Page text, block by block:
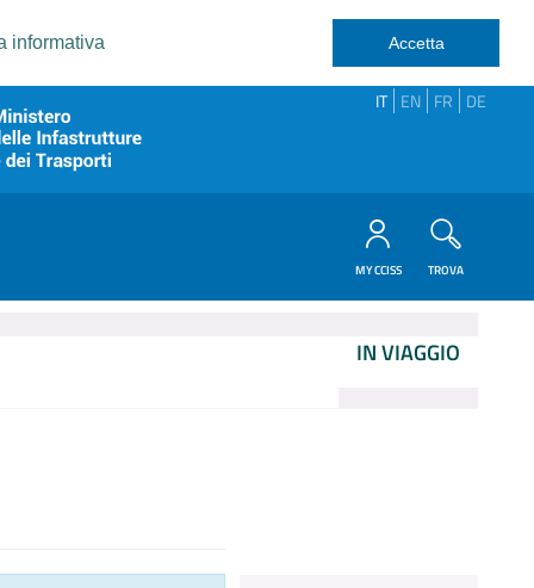
informativa Accetta
IT EN FR DE
MY CCISS TROVA
IN VIAGGIO